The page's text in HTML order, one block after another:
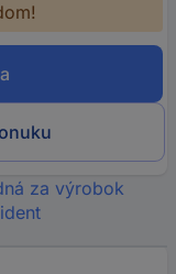
za výrobok